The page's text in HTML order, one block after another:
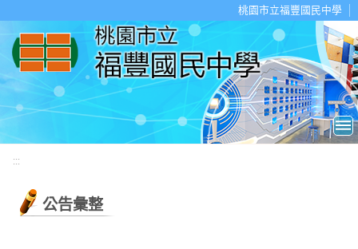
桃園市立福豐國民中學
:::
公告彙整